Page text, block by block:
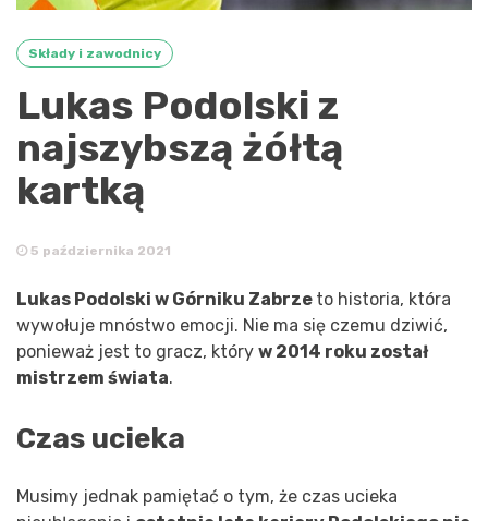
Składy i zawodnicy
Lukas Podolski z
najszybszą żółtą
kartką
5 października 2021
Lukas Podolski w Górniku Zabrze to historia, która
wywołuje mnóstwo emocji. Nie ma się czemu dziwić,
ponieważ jest to gracz, który w 2014 roku został
mistrzem świata.
Czas ucieka
Musimy jednak pamiętać o tym, że czas ucieka